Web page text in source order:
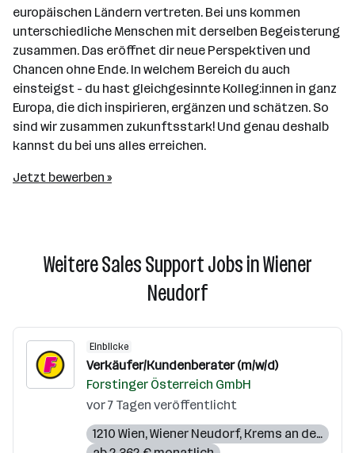
europäischen Ländern vertreten. Bei uns kommen
unterschiedliche Menschen mit derselben Begeisterung
zusammen. Das eröffnet dir neue Perspektiven und
Chancen ohne Ende. In welchem Bereich du auch
einsteigst - du hast gleichgesinnte Kolleg:innen in ganz
Europa, die dich inspirieren, ergänzen und schätzen. So
sind wir zusammen zukunftsstark! Und genau deshalb
kannst du bei uns alles erreichen.
Jetzt bewerben »
Weitere Sales Support Jobs in Wiener
Neudorf
Einblicke
Verkäufer/Kundenberater (m/w/d)
Forstinger Österreich GmbH
vor 7 Tagen veröffentlicht
1210 Wien,Wiener Neudorf, Krems an der Donau